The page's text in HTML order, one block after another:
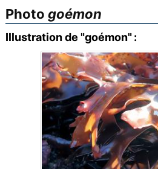
Photo goémon
Illustration de "goémon" :